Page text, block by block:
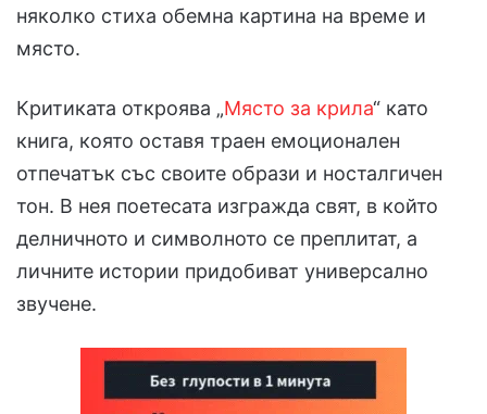
няколко стиха обемна картина на време и
място.
Критиката откроява „Място за крила“ като
книга, която оставя траен емоционален
отпечатък със своите образи и носталгичен
тон. В нея поетесата изгражда свят, в който
делничното и символното се преплитат, а
личните истории придобиват универсално
звучене.